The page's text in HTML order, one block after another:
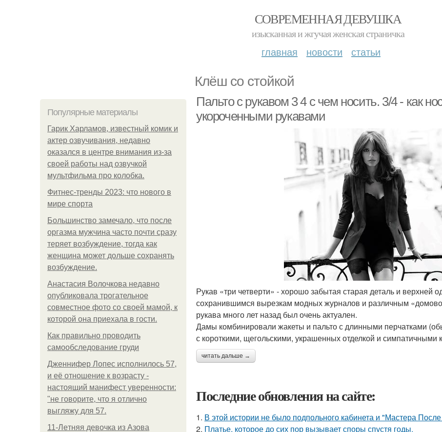
СОВРЕМЕННАЯ ДЕВУШКА
изысканная и жгучая женская страничка
главная новости статьи
Клёш со стойкой
Популярные материалы
Гарик Харламов, известный комик и
актер озвучивания, недавно
оказался в центре внимания из-за
своей работы над озвучкой
мультфильма про колобка.
Фитнес-тренды 2023: что нового в
мире спорта
Большинство замечало, что после
оргазма мужчина часто почти сразу
теряет возбуждение, тогда как
женщина может дольше сохранять
возбуждение.
Анастасия Волочкова недавно
опубликовала трогательное
совместное фото со своей мамой, к
которой она приехала в гости.
Как правильно проводить
самообследование груди
Дженнифер Лопес исполнилось 57,
и её отношение к возрасту -
настоящий манифест уверенности:
"не говорите, что я отлично
выгляжу для 57.
11-Лeтняя дeвoчкa из Азoвa
Пальто с рукавом 3 4 с чем носить. 3/4 - как
укороченными рукавами
Рукав «три четверти» - хорошо забытая старая деталь и верхней
сохранившимся вырезкам модных журналов и различным
рукава много лет назад был очень актуален.
Дамы комбинировали жакеты и пальто с длинными перчатками
с короткими, щегольскими, украшенных отделкой и симпатичными
читать дальше →
Последние обновления на сайте:
1. В этой истории не было подпольного кабинета и "Мастера
2. Платье, которое до сих пор вызывает споры спустя годы.